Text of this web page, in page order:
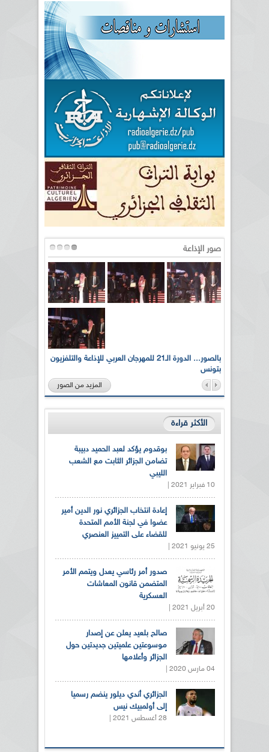
صور الإذاعة
بالصور... الدورة الـ21 للمهرجان العربي للإذاعة والتلفزيون
بتونس
المزيد من الصور
الأكثر قراءة
بوقدوم يؤكد لعبد الحميد دبيبة
تضامن الجزائر الثابت مع الشعب
الليبي
10 فبراير 2021 |
إعادة انتخاب الجزائري نور الدين أمير
عضوا في لجنة الأمم المتحدة
للقضاء على التمييز العنصري
25 يونيو 2021 |
صدور أمر رئاسي يعدل ويتمم الأمر
المتضمن قانون المعاشات
العسكرية
20 أبريل 2021 |
صالح بلعيد يعلن عن إصدار
موسوعتين علميتين جديدتين حول
الجزائر وأعلامها
04 مارس 2020 |
الجزائري أندي ديلور ينضم رسميا
إلى أولمبيك نيس
28 أغسطس 2021 |